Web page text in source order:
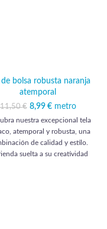
de bolsa robusta naranja
atemporal
11,50€
El precio original
era: 11,50 €.
8,99 €
El precio
actual es:
8,99 €.
metro
nuestra excepcional tela
atemporal y robusta, una
de calidad y estilo.
suelta a su creatividad